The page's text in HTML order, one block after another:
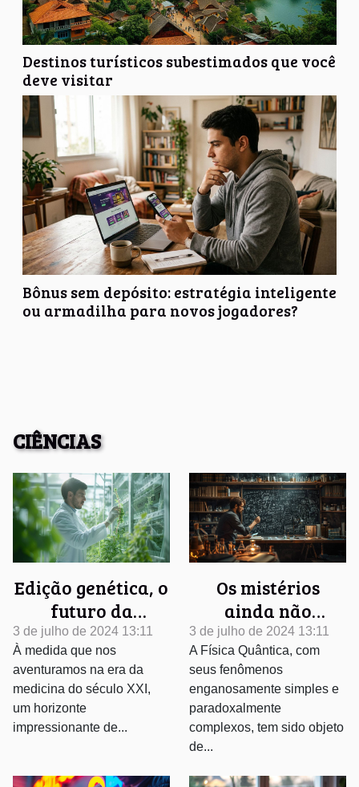
Destinos turísticos subestimados que você
deve visitar
Bônus sem depósito: estratégia inteligente
ou armadilha para novos jogadores?
CIÊNCIAS
Edição genética, o
futuro da
medicina
personalizada
3 de julho de 2024 13:11
À medida que nos
aventuramos na era da
medicina do século XXI,
um horizonte
impressionante de...
Os mistérios
ainda não
resolvidos da
física quântica
3 de julho de 2024 13:11
A Física Quântica, com
seus fenômenos
enganosamente simples e
paradoxalmente
complexos, tem sido objeto
de...